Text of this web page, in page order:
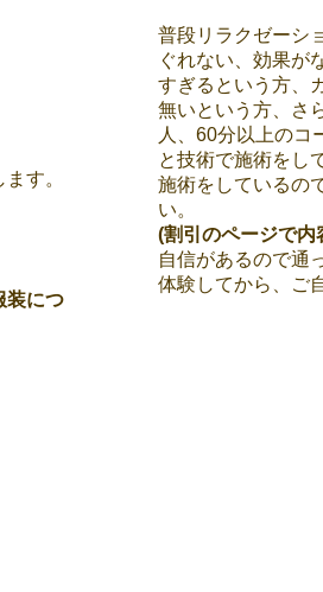
す。
装につ
普段リラクゼーシ
ぐれない、効果が
すぎるという方、
無いという方、さ
人、60分以上のコ
と技術で施術をし
施術をしているの
い。
(割引のページで内
自信があるので通
体験してから、ご